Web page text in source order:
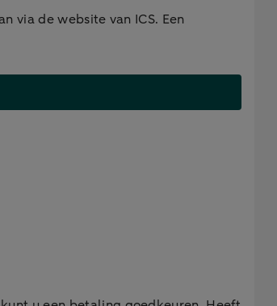
via de website van ICS. Een